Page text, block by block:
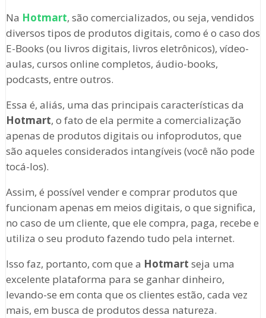
Na Hotmart, são comercializados, ou seja, vendidos
diversos tipos de produtos digitais, como é o caso dos
E-Books (ou livros digitais, livros eletrônicos), vídeo-
aulas, cursos online completos, áudio-books,
podcasts, entre outros.
Essa é, aliás, uma das principais características da
Hotmart, o fato de ela permite a comercialização
apenas de produtos digitais ou infoprodutos, que
são aqueles considerados intangíveis (você não pode
tocá-los).
Assim, é possível vender e comprar produtos que
funcionam apenas em meios digitais, o que significa,
no caso de um cliente, que ele compra, paga, recebe e
utiliza o seu produto fazendo tudo pela internet.
Isso faz, portanto, com que a Hotmart seja uma
excelente plataforma para se ganhar dinheiro,
levando-se em conta que os clientes estão, cada vez
mais, em busca de produtos dessa natureza.